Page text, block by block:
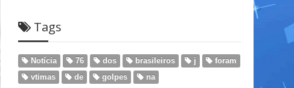
Tags
Notícia 76 dos brasileiros j
foram
vtimas
de golpes na